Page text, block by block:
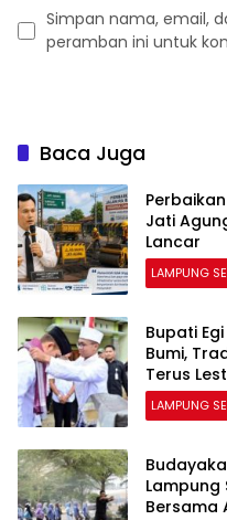
Simpan nama, email,
peramban ini untuk
Baca Juga
Jati
Lancar
LAMPUNG
Bupati
Bumi,
Terus
LAMPUNG
Lampung
Bersama